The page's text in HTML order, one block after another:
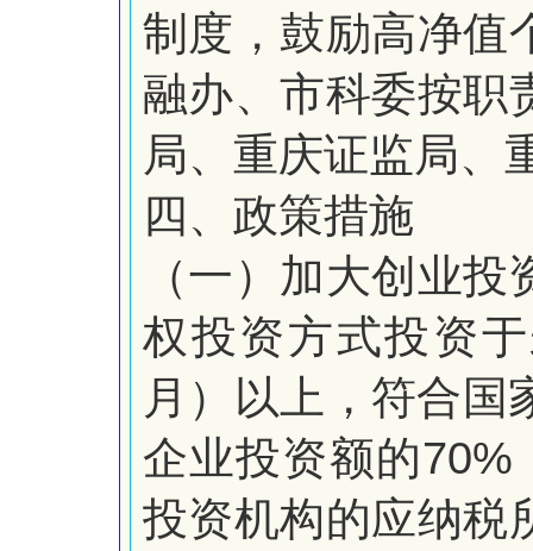
制度，鼓励高净值
融办、市科委按职
局、重庆证监局、
四、政策措施
（一）加大创业
权投资方式投资
月）以上， 符合国
企业投资额的70%
投资机构的应纳税